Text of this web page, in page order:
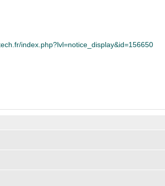
index.php?lvl=notice_display&id=156650